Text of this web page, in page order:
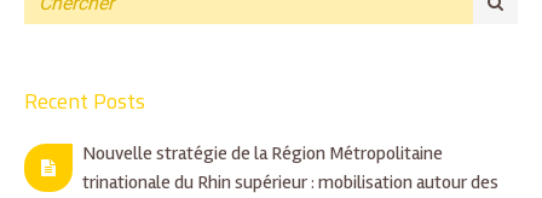
Recent Posts
Nouvelle stratégie de la Région Métropolitaine
trinationale du Rhin supérieur : mobilisation autour des